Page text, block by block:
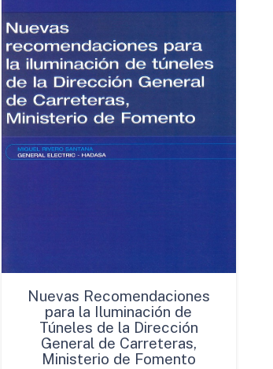
Nuevas Recomendaciones
para la Iluminación de
Túneles de la Dirección
General de Carreteras,
Ministerio de Fomento